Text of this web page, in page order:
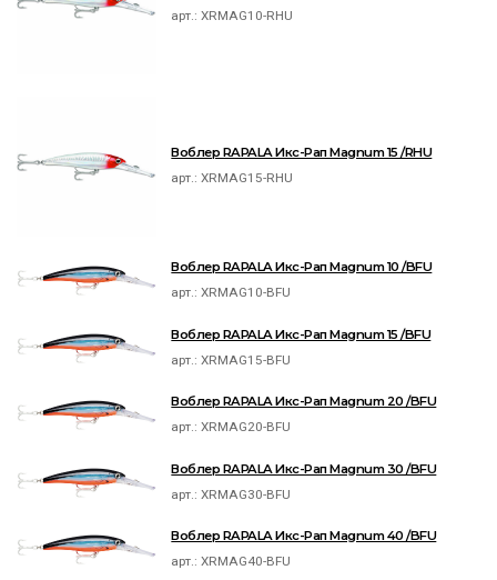
арт.:XRMAG10-RHU
Воблер RAPALA Икс-Рап Magnum 15 /RHU
арт.:XRMAG15-RHU
Воблер RAPALA Икс-Рап Magnum 10 /BFU
арт.:XRMAG10-BFU
Воблер RAPALA Икс-Рап Magnum 15 /BFU
арт.:XRMAG15-BFU
Воблер RAPALA Икс-Рап Magnum 20 /BFU
арт.:XRMAG20-BFU
Воблер RAPALA Икс-Рап Magnum 30 /BFU
арт.:XRMAG30-BFU
Воблер RAPALA Икс-Рап Magnum 40 /BFU
арт.:XRMAG40-BFU